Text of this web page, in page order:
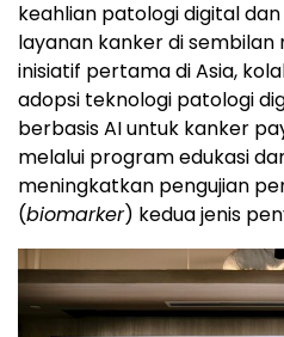
keahlian patologi digital
layanan kanker di sembilan
inisiatif pertama di Asia,
adopsi teknologi patologi
berbasis AI untuk kanker
melalui program edukasi
meningkatkan pengujian
(biomarker) kedua jenis